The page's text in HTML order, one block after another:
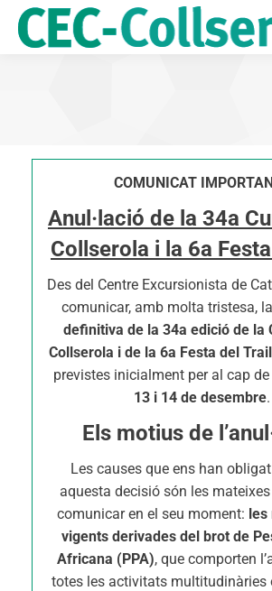
COMUNICAT
Anul·lació de la 34a
Collserola i la 6a
Des del Centre Excursionista de
comunicar, amb molta tristesa,
definitiva de la 34a edició de la
Collserola i de la 6a Festa del Trail
previstes inicialment per al cap
13 i 14 de desembre.
Els motius de
Les causes que ens han
aquesta decisió són les
comunicar en el seu moment: les
vigents derivades del brot de
Africana (PPA), que comporten
totes les activitats multitudinàries